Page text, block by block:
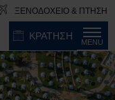
ΞΕΝΟΔΟΧΕΙΟ & ΠΤΗΣΗ
MENU
ΚΡΑΤΗΣΗ